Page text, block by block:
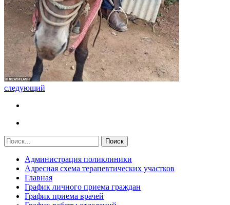
следующий
Администрация поликлиники
Адресная схема терапевтических участков
Главная
График личного приема граждан
График приема врачей